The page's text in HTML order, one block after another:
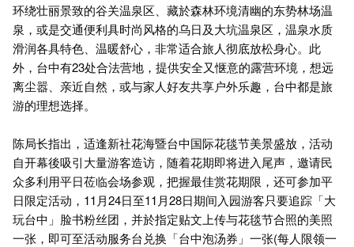
环绕壮丽景致的谷关温泉区、藏於森林环境清幽的东势林场温
泉，或是交通便利具时尚风格的乌日及大坑温泉区，温泉水质
滑润各具特色、温暖舒心，非常适合旅人彻底放松身心。此
外，台中有23处合法营地，提供安全又惬意的露营环境，想远
离尘嚣、亲近自然，或与家人好友共享户外乐趣，台中都是旅
游的理想选择。
陈局长指出，适逢新社花海暨台中国际花毯节美景盛放，活动
自开幕後吸引大量游客造访，随着花期即将进入尾声，邀请民
众多利用平日莅临会场参观，把握最佳赏花期限，还可参加平
日限定活动，11月24日至11月28日期间入园游客只要追踪「大
玩台中」脸书粉丝团，并於指定贴文上传与花毯节合照的美照
一张，即可至活动服务台兑换「台中泡汤券」一张(每人限领一